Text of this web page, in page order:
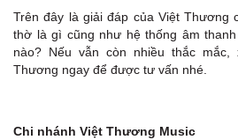
Trên đây là giải đáp của Việt Thương
thờ là gì cũng như hệ thống âm
nào? Nếu vẫn còn nhiều thắc
Thương ngay để được tư vấn nhé.
Chi nhánh Việt Thương Music